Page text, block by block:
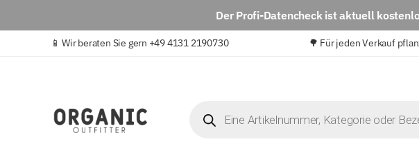
Der Profi-Datencheckist aktuell
📱Wir beraten Sie gern +49 4131 2190730 🌳 Für jeden Verkauf